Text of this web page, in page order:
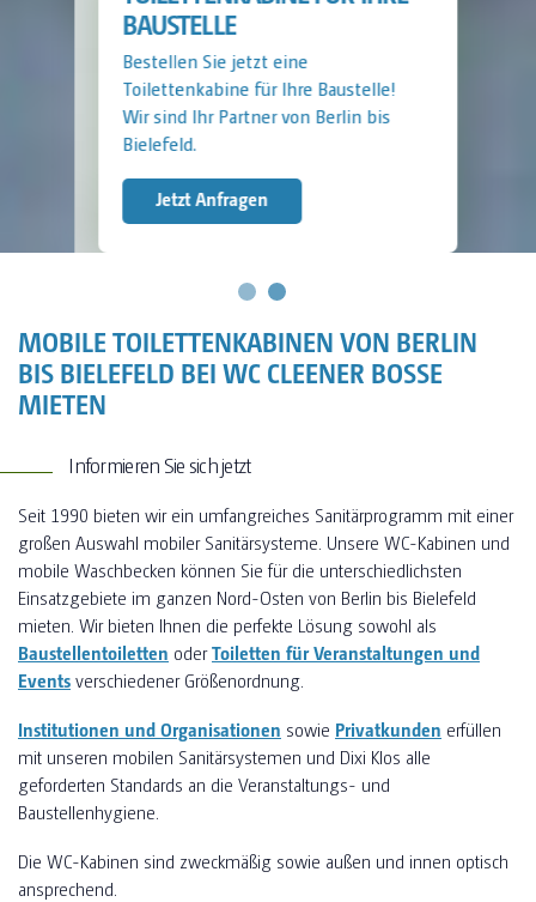
BAUSTELLE
Bestellen Sie jetzt eine
Toilettenkabine für Ihre Baustelle!
Wir sind Ihr Partner von Berlin bis
Jetzt Anfragen
MOBILE TOILETTENKABINEN VON BERLIN
BIS BIELEFELD BEI WC CLEENER BOSSE
MIETEN
Informieren Sie sich jetzt
Seit 1990 bieten wir ein umfangreiches Sanitärprogramm mit einer
großen Auswahl mobiler Sanitärsysteme. Unsere WC-Kabinen und
mobile Waschbecken können Sie für die unterschiedlichsten
Einsatzgebiete im ganzen Nord-Osten von Berlin bis Bielefeld
mieten. Wir bieten Ihnen die perfekte Lösung sowohl als
Baustellentoiletten oderToiletten für Veranstaltungen und
Eventsverschiedener Größenordnung.
Institutionen und Organisationen sowie Privatkunden erfüllen
mit unseren mobilen Sanitärsystemen und Dixi Klos alle
geforderten Standards an die Veranstaltungs- und
Baustellenhygiene.
Die WC-Kabinen sind zweckmäßig sowie außen und innen optisch
ansprechend.